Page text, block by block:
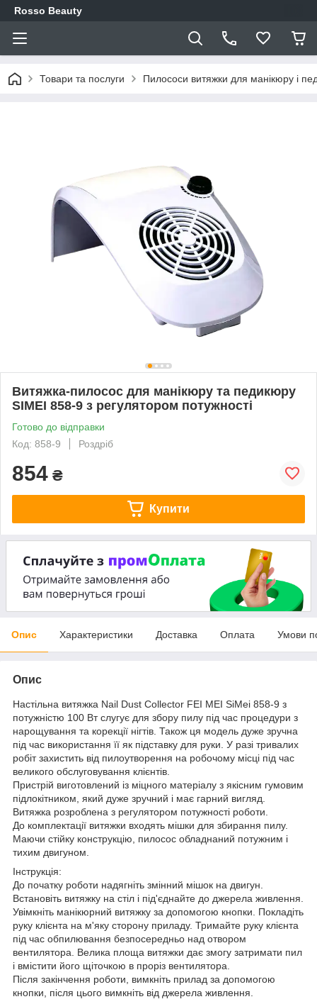
Rosso Beauty
Товари та послуги Пилососи витяжки для манікюру і
Витяжка-пилосос для манікюру та педикюру
SIMEI 858-9 з регулятором потужності
Готово до відправки
Код: 858-9
Роздріб
854 ₴
Купити
Опис Характеристики Доставка Оплата Умови
Опис
Настільна витяжка Nail Dust Collector FEI MEI SiMei 858-9 з
потужністю 100 Вт слугує для збору пилу під час процедури з
нарощування та корекції нігтів. Також ця модель дуже зручна
під час використання її як підставку для руки. У разі тривалих
робіт захистить від пилоутворення на робочому місці під час
великого обслуговування клієнтів.
Пристрій виготовлений із міцного матеріалу з якісним гумовим
підлокітником, який дуже зручний і має гарний вигляд.
Витяжка розроблена з регулятором потужності роботи.
До комплектації витяжки входять мішки для збирання пилу.
Маючи стійку конструкцію, пилосос обладнаний потужним і
тихим двигуном.
Інструкція:
До початку роботи надягніть змінний мішок на двигун.
Встановіть витяжку на стіл і під'єднайте до джерела живлення.
Увімкніть манікюрний витяжку за допомогою кнопки. Покладіть
руку клієнта на м'яку сторону приладу. Тримайте руку клієнта
під час обпилювання безпосередньо над отвором
вентилятора. Велика площа витяжки дає змогу затримати пил
і вмістити його щіточкою в проріз вентилятора.
Після закінчення роботи, вимкніть прилад за допомогою
кнопки, після цього вимкніть від джерела живлення.